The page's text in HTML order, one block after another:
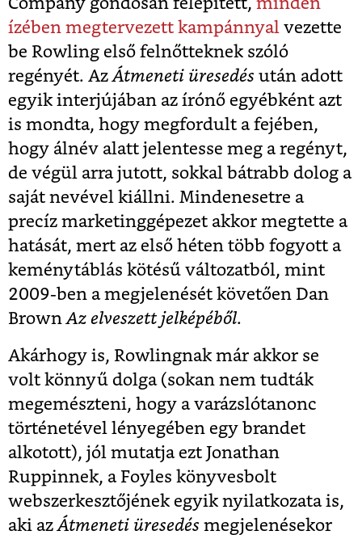
ízében megtervezett kampánnyal vezette
be Rowling első felnőtteknek szóló
regényét. Az Átmeneti üresedés után adott
egyik interjújában az írónő egyébként azt
is mondta, hogy megfordult a fejében,
hogy álnév alatt jelentesse meg a regényt,
de végül arra jutott, sokkal bátrabb dolog a
saját nevével kiállni. Mindenesetre a
precíz marketinggépezet akkor megtette a
hatását, mert az első héten több fogyott a
keménytáblás kötésű változatból, mint
2009-ben a megjelenését követően Dan
Brown Az elveszett jelképéből.
Akárhogy is, Rowlingnak már akkor se
volt könnyű dolga (sokan nem tudták
megemészteni, hogy a varázslótanonc
történetével lényegében egy brandet
alkotott), jól mutatja ezt Jonathan
Ruppinnek, a Foyles könyvesbolt
webszerkesztőjének egyik nyilatkozata is,
aki az Átmeneti üresedés megjelenésekor